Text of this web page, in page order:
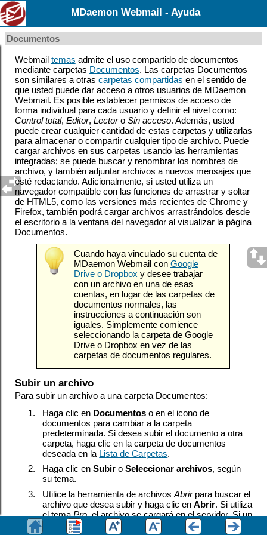
MDaemon Webmail - Ayuda
Documentos
Webmail temas admite el uso compartido de documentos
mediante carpetas Documentos. Las carpetas Documentos
son similares a otras carpetas compartidas en el sentido de
que usted puede dar acceso a otros usuarios de MDaemon
Webmail. Es posible establecer permisos de acceso de
forma individual para cada usuario y definir el nivel como:
Control total, Editor, Lectoro Sin acceso. Además, usted
puede crear cualquier cantidad de estas carpetas y utilizarlas
para almacenar o compartir cualquier tipo de archivo. Puede
cargar archivos en sus carpetas usando las herramientas
integradas; se puede buscar y renombrar los nombres de
archivo, y también adjuntar archivos a nuevos mensajes que
esté redactando. Adicionalmente, si usted utiliza un
navegador compatible con las funciones de arrastrar y soltar
de HTML5, como las versiones más recientes de Chrome y
Firefox, también podrá cargar archivos arrastrándolos desde
el escritorio a la ventana del navegador al visualizar la página
Documentos.
Cuando haya vinculado su cuenta de
MDaemon Webmail con Google
Drive o Dropbox y desee trabajar
con un archivo en una de esas
cuentas, en lugar de las carpetas de
documentos normales, las
instrucciones a continuación son
iguales. Simplemente comience
seleccionando la carpeta de Google
Drive o Dropbox en vez de las
carpetas de documentos regulares.
Subir un archivo
Para subir un archivo a una carpeta Documentos:
1.
Haga clic en Documentos o en el icono de
documentos para cambiar a la carpeta
predeterminada. Si desea subir el documento a otra
carpeta, haga clic en la carpeta de documentos
deseada en la Lista de Carpetas.
2.
Haga clic enSubir oSeleccionar archivos, según
su tema.
3.
Utilice la herramienta de archivosAbrirpara buscar el
archivo que desea subir y haga clic enAbrir. Si utiliza
el temaPro, el archivo se cargará en el servidor. Si un
archivo con el mismo nombre ya existe, se le añadirá